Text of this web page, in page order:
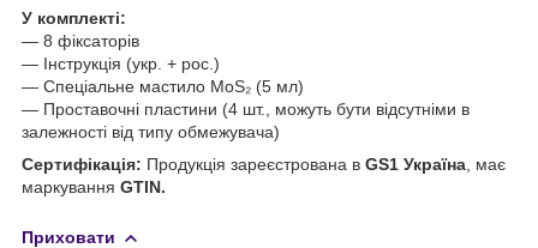
У комплекті:
— 8 фіксаторів
— Інструкція (укр. + рос.)
— Спеціальне мастило MoS₂ (5 мл)
— Проставочні пластини (4 шт., можуть бути відсутніми в
залежності від типу обмежувача)
Сертифікація: Продукція зареєстрована в GS1 Україна , має
маркування GTIN.
Приховати